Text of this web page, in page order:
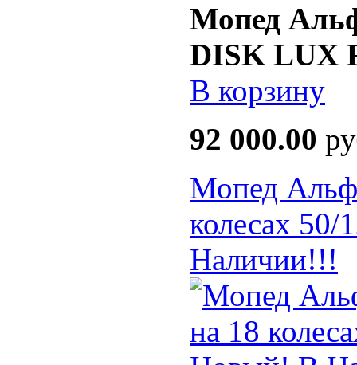
Мопед
DISK LUX
В корзину
92 000.00
Мопед
колесах
Наличии!!!